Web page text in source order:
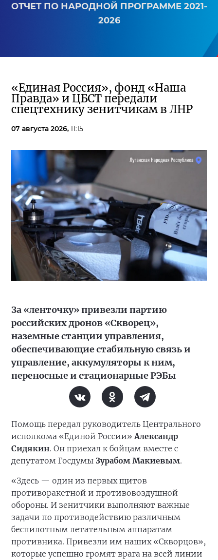
ОТЧЕТ ПО НАРОДНОЙ ПРОГРАММЕ 2021-
2026
«Единая Россия», фонд «Наша
Правда» и ЦБСТ передали
спецтехнику зенитчикам в ЛНР
07 августа 2026, 11:15
За «ленточку» привезли партию
российских дронов «Скворец»,
наземные станции управления,
обеспечивающие стабильную связь и
управление, аккумуляторы к ним,
переносные и стационарные РЭБы
Помощь передал руководитель Центрального
исполкома «Единой России»Александр
Сидякин. Он приехал к бойцам вместе с
депутатом Госдумы Зурабом Макиевым.
«Здесь — один из первых щитов
противоракетной и противовоздушной
обороны. И зенитчики выполняют важные
задачи по противодействию различным
беспилотным летательным аппаратам
противника. Привезли им наших «Скворцов»,
которые успешно громят врага на всей линии